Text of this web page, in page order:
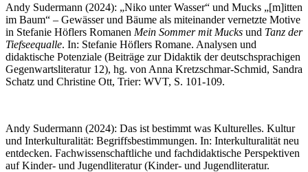
Andy Sudermann (2024): „Niko unter Wasser“ und Mucks „[m]itten
im Baum“ – Gewässer und Bäume als miteinander vernetzte Motive
in Stefanie Höflers Romanen Mein Sommer mit Mucks und Tanz der
Tiefseequalle. In: Stefanie Höflers Romane. Analysen und
didaktische Potenziale (Beiträge zur Didaktik der deutschsprachigen
Gegenwartsliteratur 12), hg. von Anna Kretzschmar-Schmid, Sandra
Schatz und Christine Ott, Trier: WVT, S. 101-109.
Andy Sudermann (2024): Das ist bestimmt was Kulturelles. Kultur
und Interkulturalität: Begriffsbestimmungen. In: Interkulturalität neu
entdecken. Fachwissenschaftliche und fachdidaktische Perspektiven
auf Kinder- und Jugendliteratur (Kinder- und Jugendliteratur.